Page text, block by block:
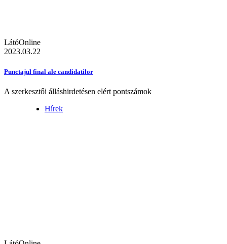
LátóOnline
2023.03.22
Punctajul final ale candidatilor
A szerkesztői álláshirdetésen elért pontszámok
Hírek